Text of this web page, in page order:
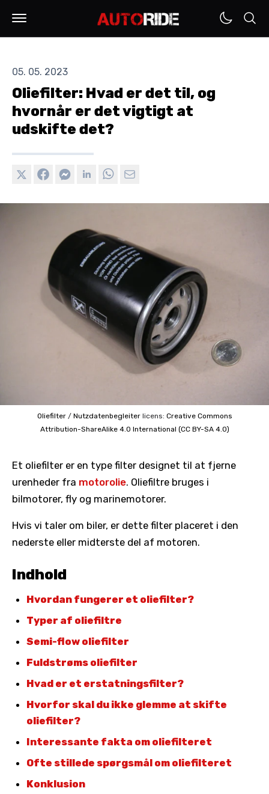
05. 05. 2023
Oliefilter: Hvad er det til, og
hvornår er det vigtigt at
udskifte det?
Oliefilter / Nutzdatenbegleiter licens: Creative Commons
Attribution-ShareAlike 4.0 International (CC BY-SA 4.0)
Et oliefilter er en type filter designet til at fjerne
urenheder fra motorolie. Oliefiltre bruges i
bilmotorer, fly og marinemotorer.
Hvis vi taler om biler, er dette filter placeret i den
nederste eller midterste del af motoren.
Indhold
Hvordan fungerer et oliefilter?
Typer af oliefiltre
Semi-flow oliefilter
Fuldstrøms oliefilter
Hvad er et erstatningsfilter?
Hvorfor skal du ikke glemme at skifte
oliefilter?
Interessante fakta om oliefilteret
Ofte stillede spørgsmål om oliefilteret
Konklusion